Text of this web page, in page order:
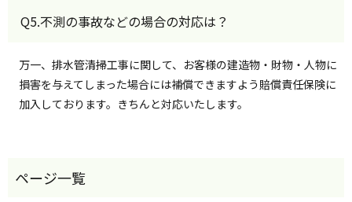
Q5.不測の事故などの場合の対応は？
万一、排水管清掃工事に関して、お客様の建造物・財物・人物に
損害を与えてしまった場合には補償できますよう賠償責任保険に
加入しております。きちんと対応いたします。